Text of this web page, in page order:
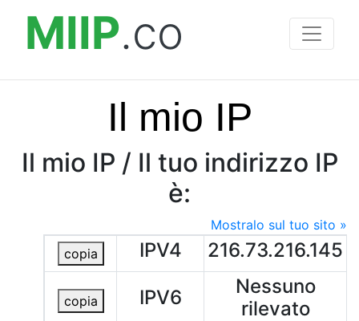
MIIP.co
Il mio IP
Il mio IP / Il tuo indirizzo IP
è:
Mostralo sul tuo sito »
copia
IPV4 216.73.216.145
copia IPV6
Nessuno
rilevato